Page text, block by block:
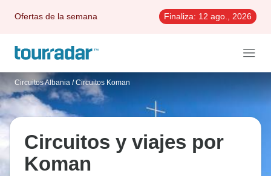
Ofertas de la semana Finaliza: 12 ago., 2026
Circuitos Albania / Circuitos Koman
Circuitos y viajes por
Koman